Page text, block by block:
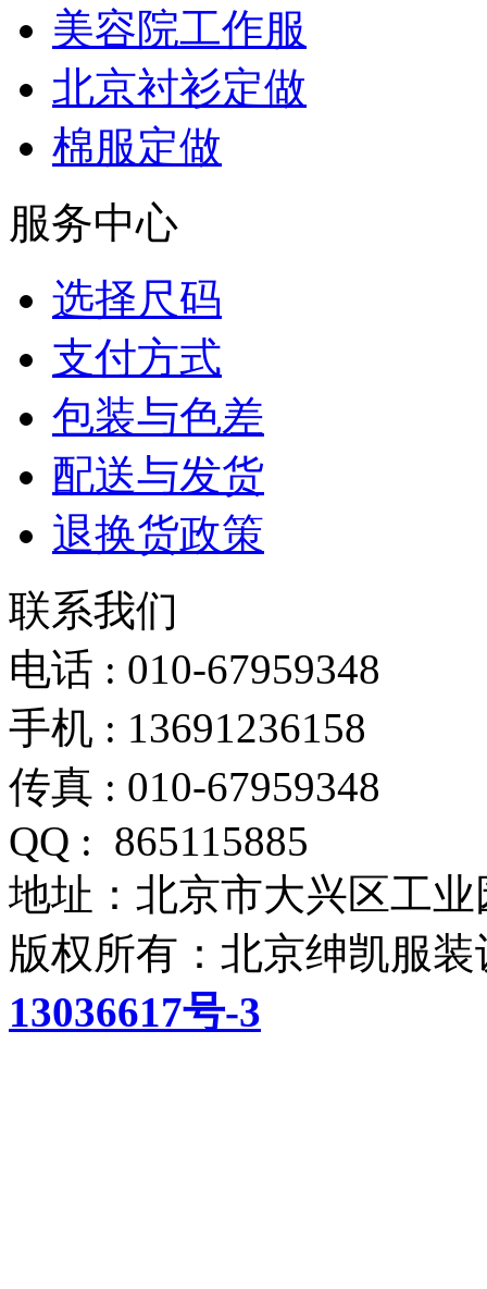
美容院工作服
北京衬衫定做
棉服定做
服务中心
选择尺码
支付方式
包装与色差
配送与发货
退换货政策
联系我们
电话 : 010-67959348
手机 : 13691236158
传真 : 010-67959348
QQ : 865115885
地址：北京市大兴区工
版权所有：北京绅凯服装
13036617号-3